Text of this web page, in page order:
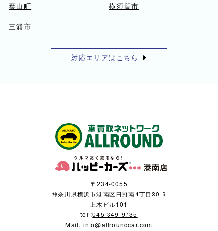
葉山町 横須賀市
三浦市
対応エリアはこちら
〒234-0055
神奈川県横浜市港南区日野南4丁目30-9
上木ビル101
tel :045-349-9735
Mail. info@allroundcar.com